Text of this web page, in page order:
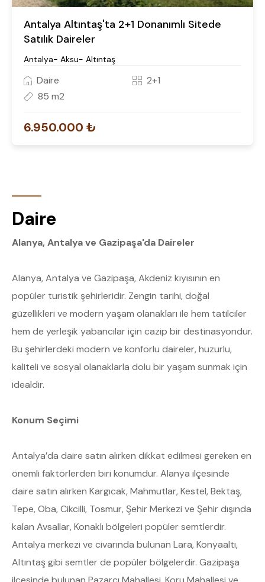
Antalya Altıntaş'ta 2+1 Donanımlı Sitede
Satılık Daireler
Antalya- Aksu- Altıntaş
Daire
2+1
85 m2
6.950.000 ₺
Daire
Alanya, Antalya ve Gazipaşa'da Daireler
Alanya, Antalya ve Gazipaşa, Akdeniz kıyısının en
popüler turistik şehirleridir. Zengin tarihi, doğal
güzellikleri ve modern yaşam olanakları ile hem tatilciler
hem de yerleşik yabancılar için cazip bir destinasyondur.
Bu şehirlerdeki modern ve konforlu daireler, huzurlu,
kaliteli ve sosyal olanaklarla dolu bir yaşam sunmak için
idealdir.
Konum Seçimi
Antalya’da daire satın alırken dikkat edilmesi gereken en
önemli faktörlerden biri konumdur. Alanya ilçesinde
daire satın alırken Kargıcak, Mahmutlar, Kestel, Bektaş,
Tepe, Oba, Cikcilli, Tosmur, Şehir Merkezi ve Şehir dışında
kalan Avsallar, Konaklı bölgeleri popüler semtlerdir.
Antalya merkezi ve civarında bulunan Lara, Konyaaltı,
Altıntaş gibi semtler de popüler bölgelerdir. Gazipaşa